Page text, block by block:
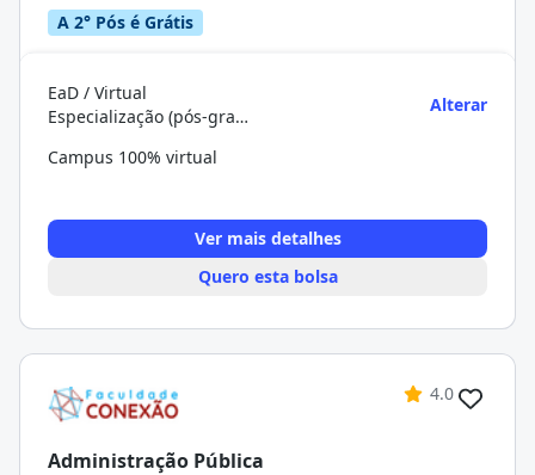
A 2° Pós é Grátis
EaD / Virtual
Especialização (pós-graduação)
Alterar
Campus 100% virtual
Ver mais detalhes
Quero esta bolsa
4.0
Administração Pública